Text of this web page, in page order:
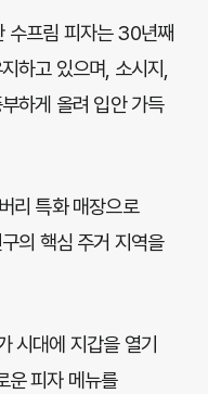
수프림 피자는 30년째
하고 있으며, 소시지,
하게 올려 입안 가득
리 특화 매장으로
의 핵심 주거 지역을
시대에 지갑을 열기
운 피자 메뉴를